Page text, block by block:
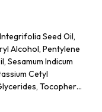
Seed Oil,
Alcohol, Pentylene
Sesamum Indicum
Cetyl
Tocopheryl